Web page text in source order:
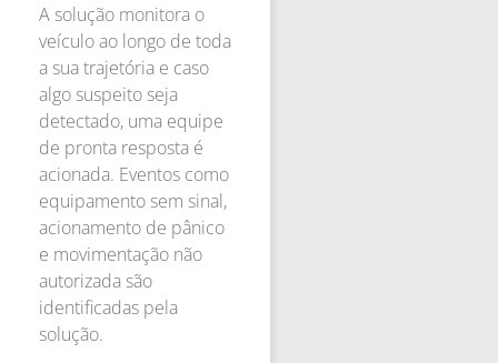
A solução monitora o
veículo ao longo de toda
a sua trajetória e caso
algo suspeito seja
detectado, uma equipe
de pronta resposta é
acionada. Eventos como
equipamento sem sinal,
acionamento de pânico
e movimentação não
autorizada são
identificadas pela
solução.